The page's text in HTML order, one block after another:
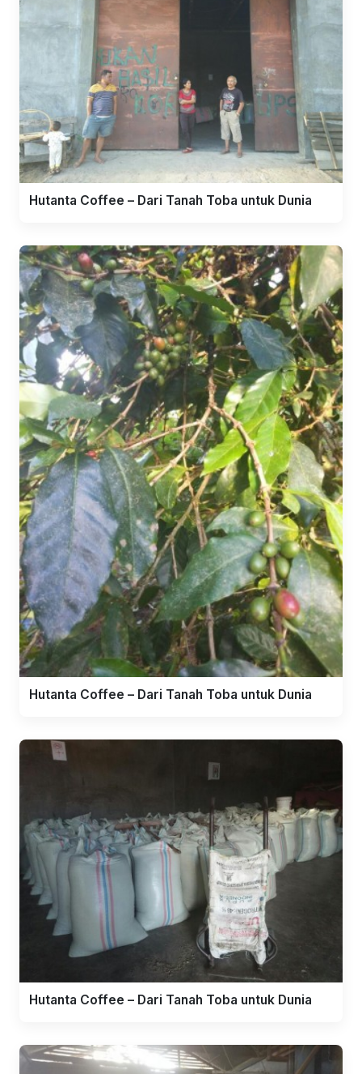
Hutanta Coffee – Dari Tanah Toba untuk Dunia
Hutanta Coffee – Dari Tanah Toba untuk Dunia
Hutanta Coffee – Dari Tanah Toba untuk Dunia